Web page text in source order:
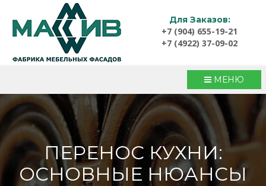
Для Заказов:
+7 (904) 655-19-21
+7 (4922) 37-09-02
МЕНЮ
ПЕРЕНОС КУХНИ:
ОСНОВНЫЕ НЮАНСЫ